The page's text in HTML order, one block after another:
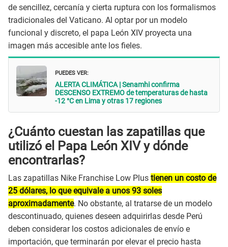
de sencillez, cercanía y cierta ruptura con los formalismos
tradicionales del Vaticano. Al optar por un modelo
funcional y discreto, el papa León XIV proyecta una
imagen más accesible ante los fieles.
PUEDES VER:
ALERTA CLIMÁTICA | Senamhi confirma
DESCENSO EXTREMO de temperaturas de hasta
-12 °C en Lima y otras 17 regiones
¿Cuánto cuestan las zapatillas que
utilizó el Papa León XIV y dónde
encontrarlas?
Las zapatillas Nike Franchise Low Plus tienen un costo de
25 dólares, lo que equivale a unos 93 soles
aproximadamente. No obstante, al tratarse de un modelo
descontinuado, quienes deseen adquirirlas desde Perú
deben considerar los costos adicionales de envío e
importación, que terminarán por elevar el precio hasta